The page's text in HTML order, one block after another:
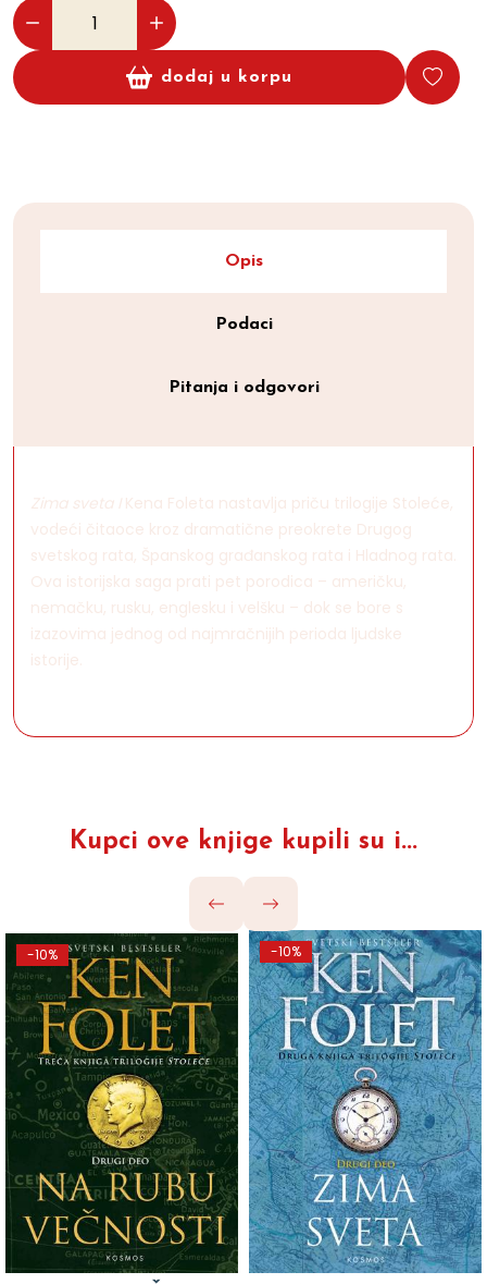
dodaj u korpu
Opis
Podaci
Pitanja i odgovori
Zima sveta IKena Foleta nastavlja priču trilogije Stoleće,
vodeći čitaoce kroz dramatične preokrete Drugog
svetskog rata, Španskog građanskog rata i Hladnog rata.
Ova istorijska saga prati pet porodica – američku,
nemačku, rusku, englesku i velšku – dok se bore s
izazovima jednog od najmračnijih perioda ljudske
istorije.
Kupci ove knjige kupili su i...
-10% -10%